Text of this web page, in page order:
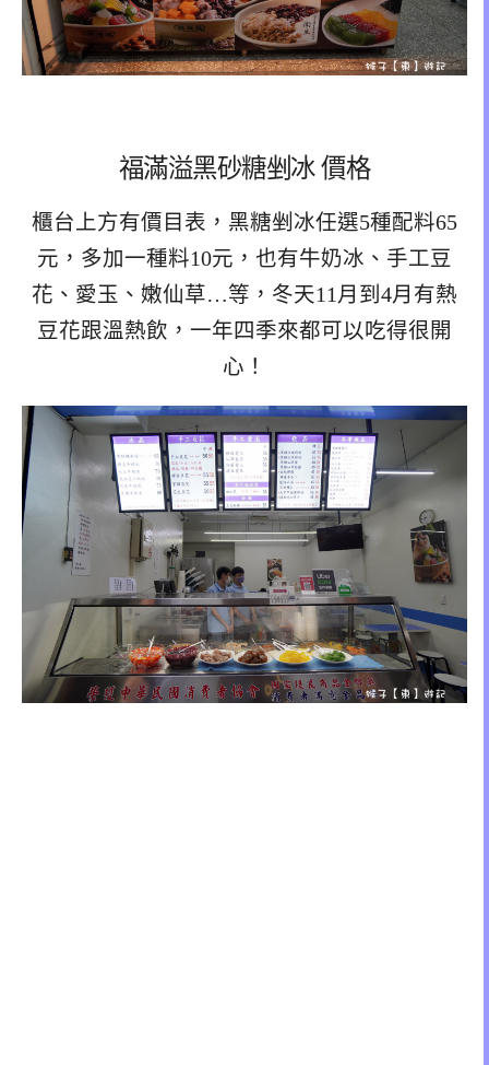
福滿溢黑砂糖剉冰 價格
櫃台上方有價目表，黑糖剉冰任選5種配料65
元，多加一種料10元，也有牛奶冰、手工豆
花、愛玉、嫩仙草…等，冬天11月到4月有熱
豆花跟溫熱飲，一年四季來都可以吃得很開
心！